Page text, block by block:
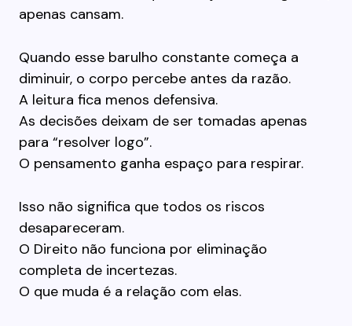
apenas cansam.
Quando esse barulho constante começa a
diminuir, o corpo percebe antes da razão.
A leitura fica menos defensiva.
As decisões deixam de ser tomadas apenas
para “resolver logo”.
O pensamento ganha espaço para respirar.
Isso não significa que todos os riscos
desapareceram.
O Direito não funciona por eliminação
completa de incertezas.
O que muda é a relação com elas.